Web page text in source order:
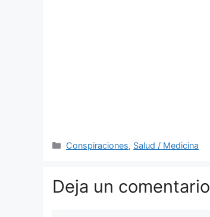
Categorías
Conspiraciones, Salud / Medicina
Deja un comentario